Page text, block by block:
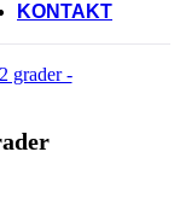
KONTAKT